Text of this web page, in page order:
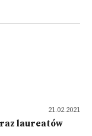
21.02.2021
laureatów